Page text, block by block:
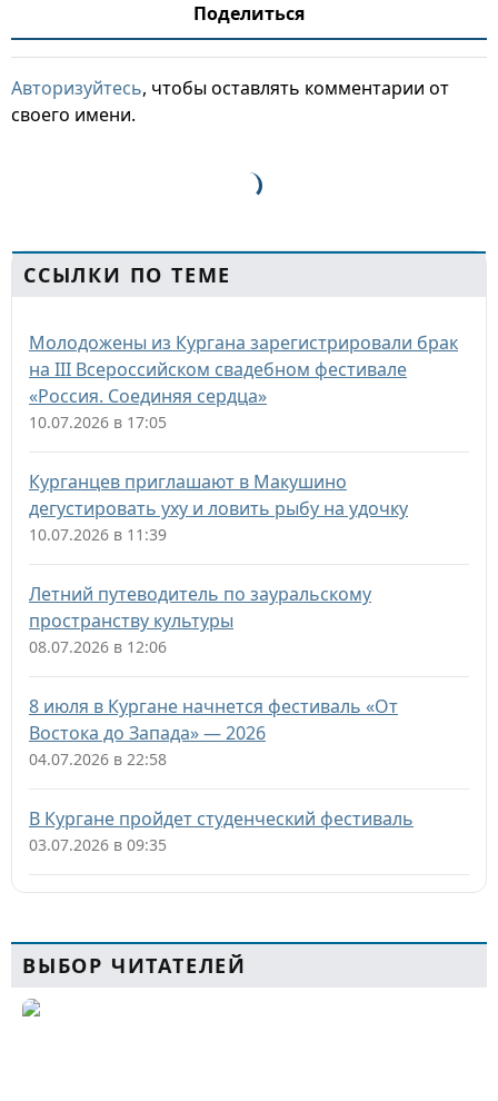
Поделиться
Авторизуйтесь, чтобы оставлять комментарии от
своего имени.
ССЫЛКИ ПО ТЕМЕ
Молодожены из Кургана зарегистрировали брак
на III Всероссийском свадебном фестивале
«Россия. Соединяя сердца»
10.07.2026 в 17:05
Курганцев приглашают в Макушино
дегустировать уху и ловить рыбу на удочку
10.07.2026 в 11:39
Летний путеводитель по зауральскому
пространству культуры
08.07.2026 в 12:06
8 июля в Кургане начнется фестиваль «От
Востока до Запада» — 2026
04.07.2026 в 22:58
В Кургане пройдет студенческий фестиваль
03.07.2026 в 09:35
ВЫБОР ЧИТАТЕЛЕЙ